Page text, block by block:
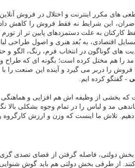
این شرایط نه فقط فروش را کاهش
کارکنان به علت دستمزدهای پایین تر از
اقتصادی، به بُعد هنری و اصول
های گوناگون در انتخاب فرم، رنگ،
هم مختل کرده است؛ بگونه ای که طراح و
فروش را دربر می گیرد و آینده این صنعت
- گفتگو کرده ایم.
که بخشی از وظیفه اش هم افزایی و
مد و لباس را در تمام وجوه بشکلی بالا
تلاش ما اینست که وزن و ارزش کارگروه
دولتی، فاصله گرفتن از فضای تصدی
کنند. از طرفی بخش دولتی هم باید گوش